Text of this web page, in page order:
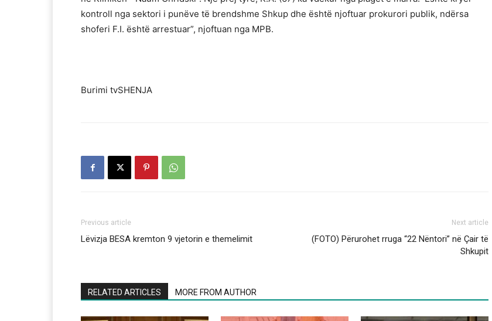
kontroll nga sektori i punëve të brendshme Shkup dhe është njoftuar prokurori publik, ndërsa
shoferi F.I. është arrestuar”, njoftuan nga MPB.
Burimi tvSHENJA
Previous article
Lëvizja BESA kremton 9 vjetorin e themelimit
Next article
(FOTO) Përurohet rruga “22 Nëntori” në Çair të
Shkupit
RELATED ARTICLES MORE FROM AUTHOR